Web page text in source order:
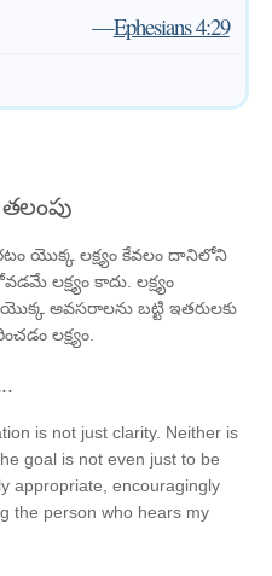
—Ephesians 4:29
యొక్క లక్ష్యం కేవలం దానిలోని
లక్ష్యం కాదు. లక్ష్యం
అవసరాలను బట్టి ఇతరులకు
లక్ష్యం.
is not just clarity. Neither is
goal is not even just to be
appropriate, encouragingly
the person who hears my